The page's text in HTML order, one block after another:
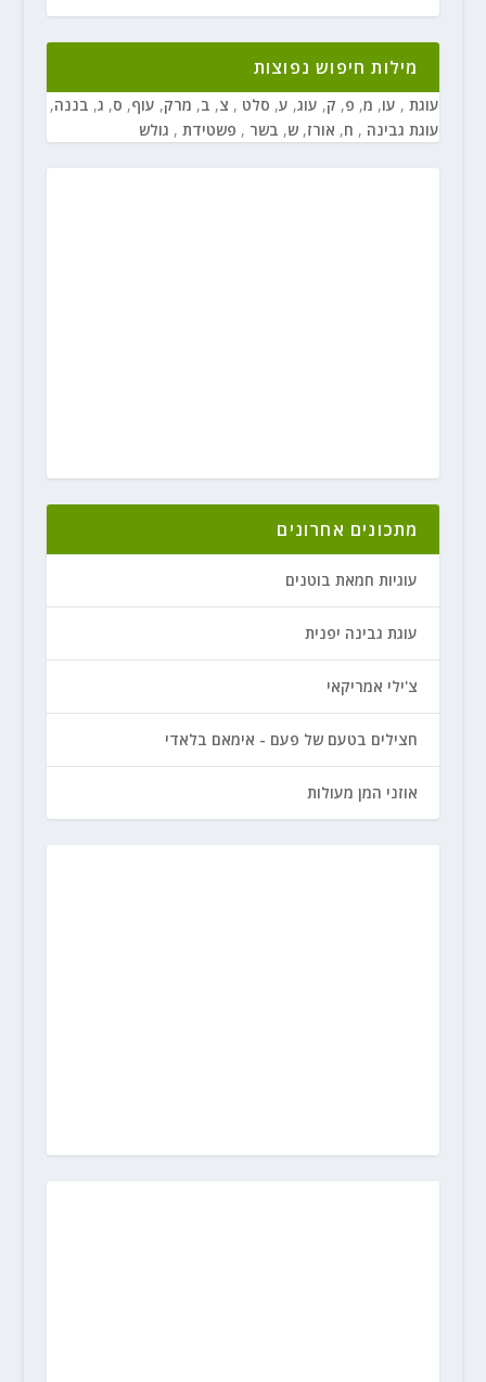
מילות חיפוש נפוצות
עוגת , עו, מ, פ, ק, עוג, ע, סלט , צ, ב, מרק, עוף, ס, ג, בננה,
עוגת גבינה , ח, אורז, ש, בשר , פשטידת , גולש
מתכונים אחרונים
עוגיות חמאת בוטנים
עוגת גבינה יפנית
צ'ילי אמריקאי
חצילים בטעם של פעם - אימאם בלאדי
אוזני המן מעולות